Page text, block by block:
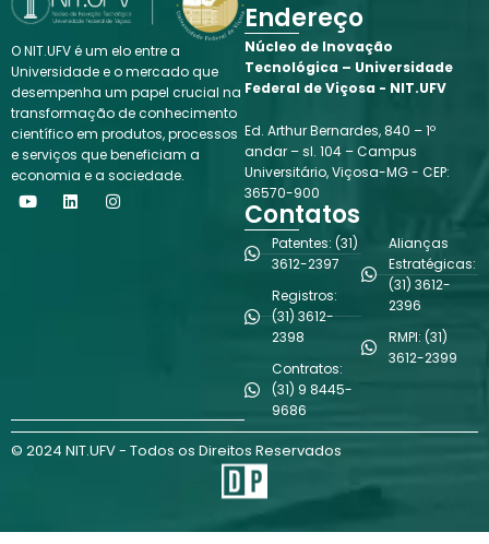
O NIT.UFV é um elo entre a
Universidade e o mercado que
desempenha um papel crucial na
transformação de conhecimento
científico em produtos, processos
e serviços que beneficiam a
economia e a sociedade.
Y
o
L
i
I
n
Endereço
Núcleo de Inovação
Tecnológica – Universidade
Federal de Viçosa - NIT.UFV
Ed. Arthur Bernardes, 840 – 1º
andar – sl. 104 – Campus
Universitário, Viçosa-MG - CEP:
36570-900
Contatos
Patentes: (31)
3612-2397
Registros:
(31) 3612-
2398
Contratos:
(31) 9 8445-
9686
Alianças
Estratégicas:
(31) 3612-
2396
RMPI: (31)
3612-2399
© 2024 NIT.UFV - Todos os Direitos Reservados